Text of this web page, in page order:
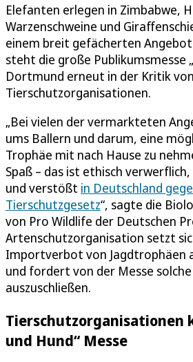
Elefanten erlegen in Zimbabwe,
Warzenschweine und
einem breit gefächerten
steht die große Publikumsmesse
Dortmund erneut in der Kritik
Tierschutzorganisationen.
„Bei vielen der vermarkteten
ums Ballern und darum, eine
Trophäe mit nach Hause zu
Spaß – das ist ethisch
und verstößt in Deutschland
Tierschutzgesetz“, sagte die
von Pro Wildlife der Deutschen
Artenschutzorganisation setzt
Importverbot von Jagdtrophäen
und fordert von der Messe
auszuschließen.
Tierschutzorganisationen
und Hund“ Messe